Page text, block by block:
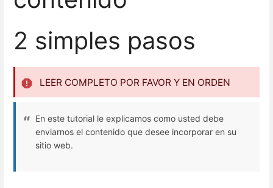
2 simples pasos
LEER COMPLETO POR FAVOR Y EN ORDEN
En este tutorial le explicamos como usted debe
enviarnos el contenido que desee incorporar en su
sitio web.